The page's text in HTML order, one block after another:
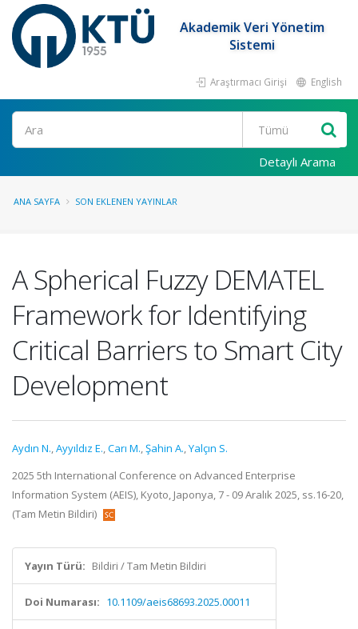
Akademik Veri Yönetim
Sistemi
Araştırmacı Girişi English
Ara
Detaylı Arama
ANA SAYFA SON EKLENEN YAYINLAR
A Spherical Fuzzy DEMATEL
Framework for Identifying
Critical Barriers to Smart City
Development
Aydın N.,Ayyıldız E.,Carı M.,Şahin A.,Yalçın S.
2025 5th International Conference on Advanced Enterprise
Information System (AEIS), Kyoto, Japonya, 7 - 09 Aralık 2025, ss.16-20,
(Tam Metin Bildiri)
Yayın Türü: Bildiri / Tam Metin Bildiri
Doi Numarası: 10.1109/aeis68693.2025.00011